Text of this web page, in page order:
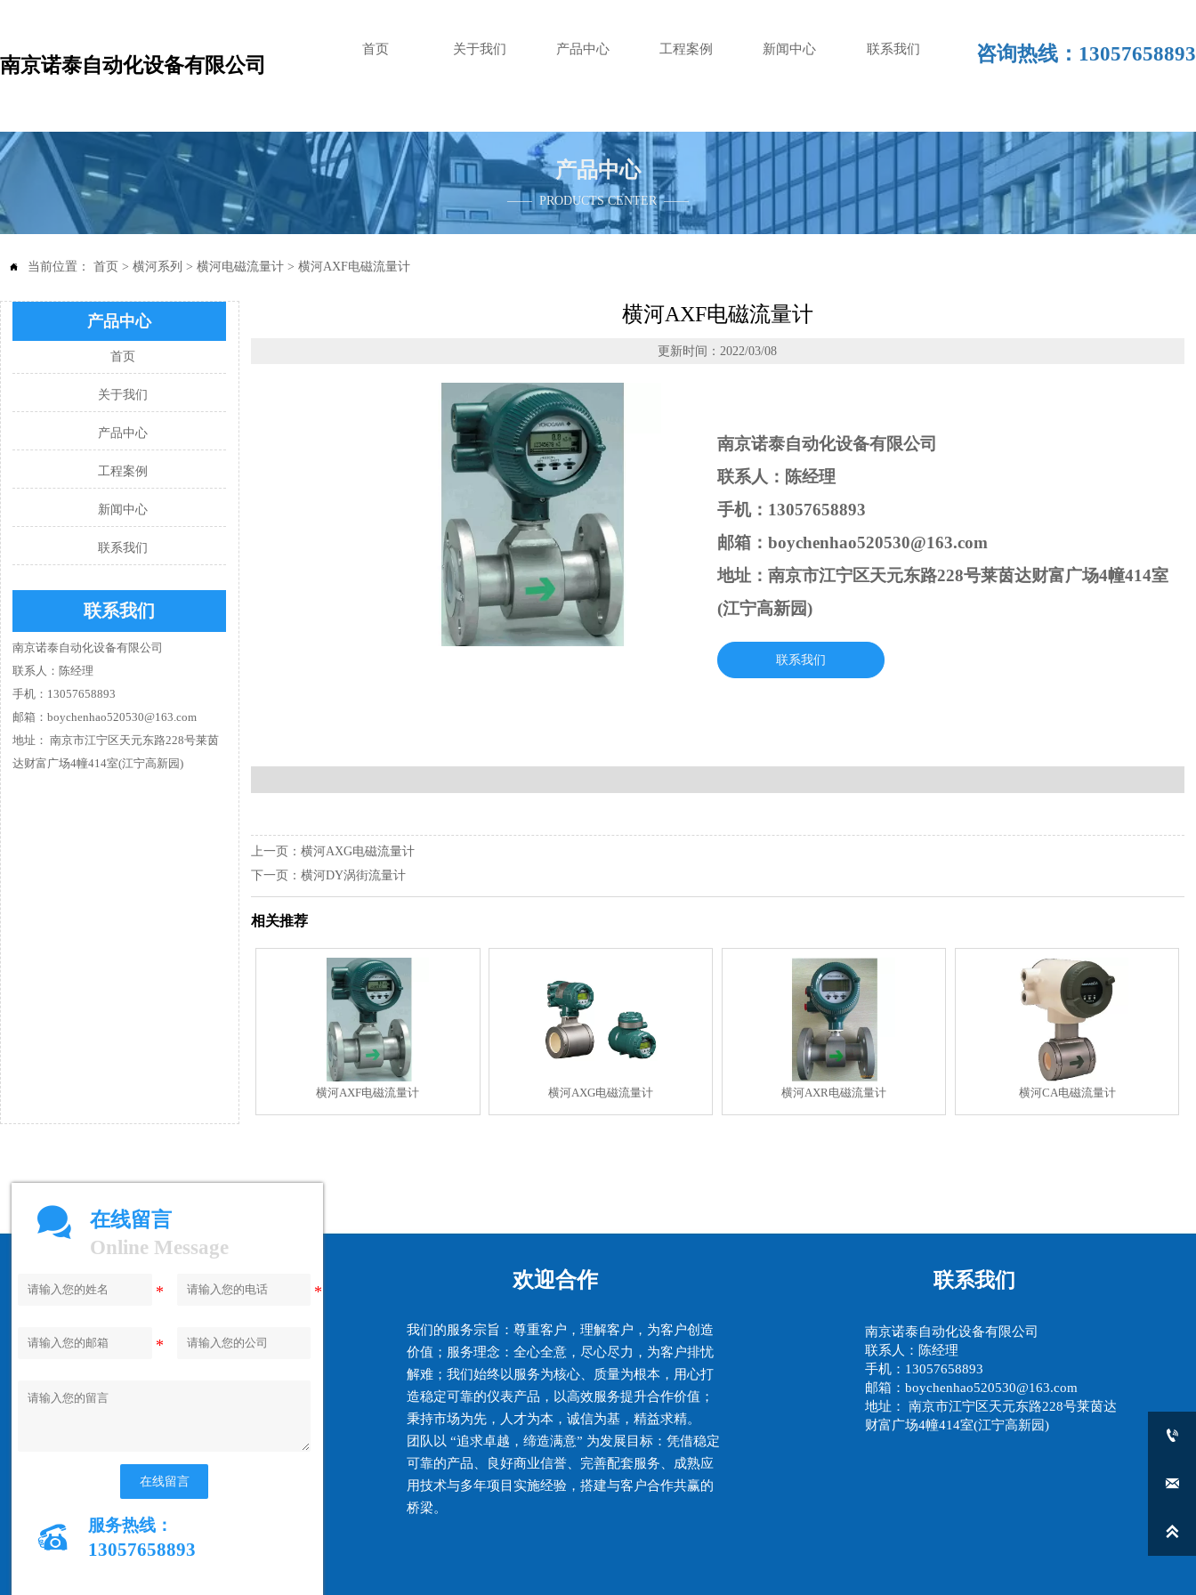
南京诺泰自动化设备有限公司
首页 关于我们 产品中心 工程案例 新闻中心 联系我们 咨询热线：13057658893
产品中心
—— PRODUCTS CENTER ——
 当前位置： 首页 > 横河系列 > 横河电磁流量计 > 横河AXF电磁流量计
产品中心
首页
关于我们
产品中心
工程案例
新闻中心
联系我们
联系我们
南京诺泰自动化设备有限公司
联系人：陈经理
手机：13057658893
邮箱：boychenhao520530@163.com
地址： 南京市江宁区天元东路228号莱茵
达财富广场4幢414室(江宁高新园)
横河AXF电磁流量计
更新时间：2022/03/08
南京诺泰自动化设备有限公司
联系人：陈经理
手机：13057658893
邮箱：boychenhao520530@163.com
地址：南京市江宁区天元东路228号莱茵达财富广场4幢414室
(江宁高新园)
联系我们
上一页：横河AXG电磁流量计
下一页：横河DY涡街流量计
相关推荐
横河AXF电磁流量计 横河AXG电磁流量计 横河AXR电磁流量计 横河CA电磁流量计

在线留言
Online Message
在线留言
 服务热线：
13057658893
欢迎合作
我们的服务宗旨：尊重客户，理解客户，为客户创造
价值；服务理念：全心全意，尽心尽力，为客户排忧
解难；我们始终以服务为核心、质量为根本，用心打
造稳定可靠的仪表产品，以高效服务提升合作价值；
秉持市场为先，人才为本，诚信为基，精益求精。
团队以 “追求卓越，缔造满意” 为发展目标：凭借稳定
可靠的产品、良好商业信誉、完善配套服务、成熟应
用技术与多年项目实施经验，搭建与客户合作共赢的
桥梁。
联系我们
南京诺泰自动化设备有限公司
联系人：陈经理
手机：13057658893
邮箱：boychenhao520530@163.com
地址： 南京市江宁区天元东路228号莱茵达
财富广场4幢414室(江宁高新园)


